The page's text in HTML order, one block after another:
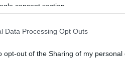
consent section.
Data Processing Opt Outs
opt-out of the Sharing of my personal
να αναπτύσσουμε
έξι χρόνια, τον όγκο